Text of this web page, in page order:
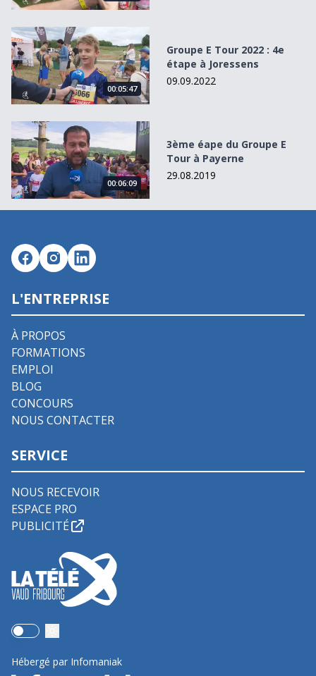
Groupe E Tour 2022 : 4e étape à Joressens
00:05:47
Groupe E Tour 2022 : 4e
étape à Joressens
09.09.2022
3ème éape du Groupe E Tour à Payerne
00:06:09
3ème éape du Groupe E
Tour à Payerne
29.08.2019
L'ENTREPRISE
À PROPOS
FORMATIONS
EMPLOI
BLOG
CONCOURS
NOUS CONTACTER
SERVICE
NOUS RECEVOIR
ESPACE PRO
PUBLICITÉ
Use setting
Hébergé par Infomaniak